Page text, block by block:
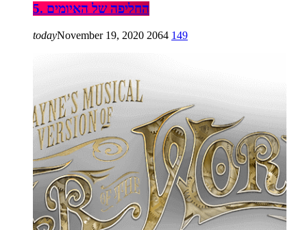
5. החליפה של האיומים
todayNovember 19, 2020 2064 149